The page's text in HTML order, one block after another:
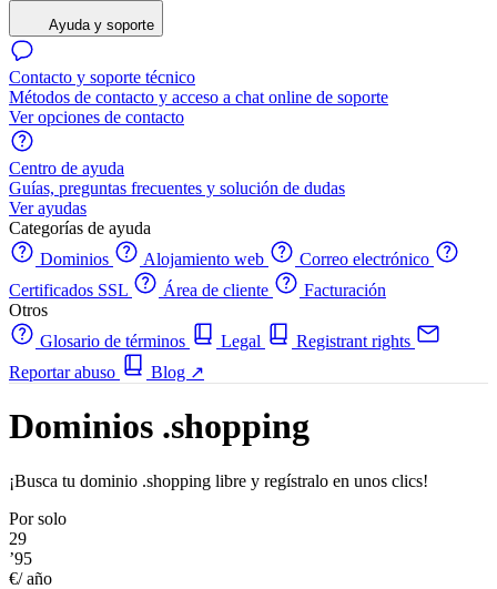
Ayuda y soporte
Contacto y soporte técnico
Métodos de contacto y acceso a chat online de soporte
Ver opciones de contacto
Centro de ayuda
Guías, preguntas frecuentes y solución de dudas
Ver ayudas
Categorías de ayuda
Dominios
Alojamiento web
Correo electrónico
Certificados SSL
Área de cliente
Facturación
Otros
Glosario de términos
Legal
Registrant rights
Reportar abuso
Blog ↗
Dominios .shopping
¡Busca tu dominio .shopping libre y regístralo en unos clics!
Por solo
29
’95
€/ año